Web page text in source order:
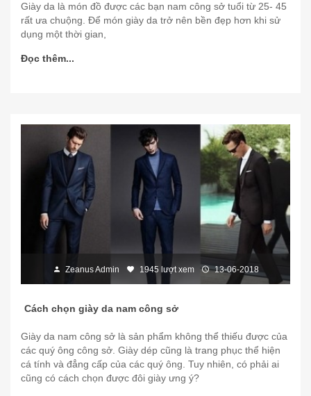
Giày da là món đồ được các bạn nam công sở tuổi từ 25- 45
rất ưa chuộng. Để món giày da trở nên bền đẹp hơn khi sử
dụng một thời gian,
Đọc thêm...
Zeanus Admin 1945 lượt xem 13-06-2018
Cách chọn giày da nam công sở
Giày da nam công sở là sản phẩm không thể thiếu được của
các quý ông công sở. Giày dép cũng là trang phục thể hiện
cá tính và đẳng cấp của các quý ông. Tuy nhiên, có phải ai
cũng có cách chọn được đôi giày ưng ý?